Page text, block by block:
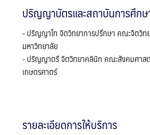
ปริญญาบัตรและสถาบันการศึกษ
- ปริญญาโท จิตวิทยาการปรึกษา คณะจิตวิ
มหาวิทยาลัย
- ปริญญาตรี จิตวิทยาคลินิก คณะสังคมศาส
เกษตรศาตร์
รายละเอียดการให้บริการ